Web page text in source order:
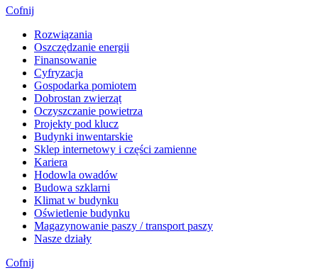
Cofnij
Rozwiązania
​Oszczędzanie energii
Finansowanie
Cyfryzacja
Gospodarka pomiotem
Dobrostan zwierząt
Oczyszczanie powietrza
Projekty pod klucz
Budynki inwentarskie
Sklep internetowy i części zamienne
Kariera
Hodowla owadów
Budowa szklarni
Klimat w budynku
Oświetlenie budynku
Magazynowanie paszy / transport paszy
Nasze działy
Cofnij